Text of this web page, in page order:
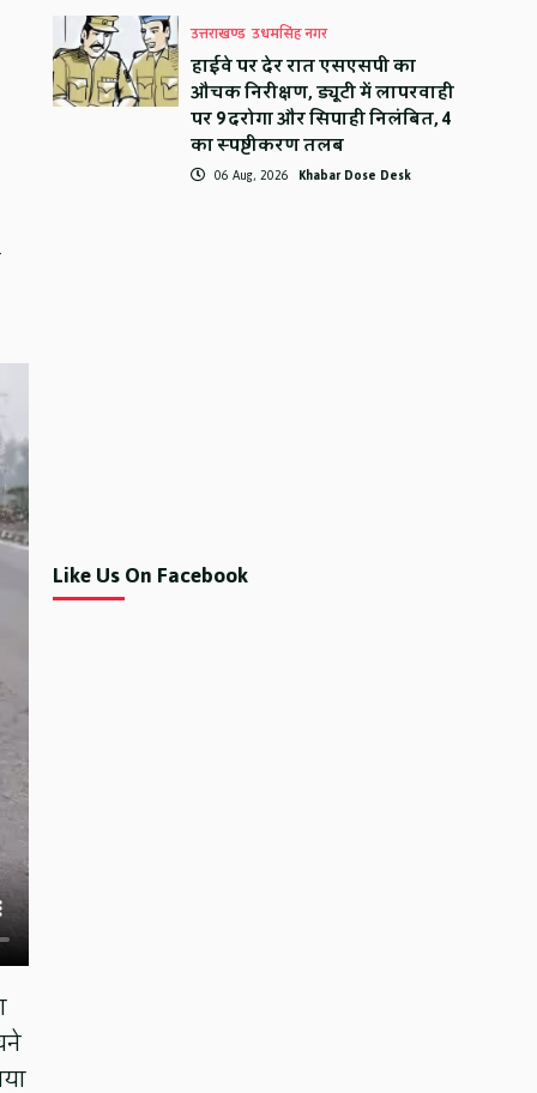
उत्तराखण्ड उधमसिंह नगर
हाईवे पर देर रात एसएसपी का
औचक निरीक्षण, ड्यूटी में लापरवाही
पर 9 दरोगा और सिपाही निलंबित, 4
का स्पष्टीकरण तलब
06 Aug, 2026 Khabar Dose Desk
Like Us On Facebook